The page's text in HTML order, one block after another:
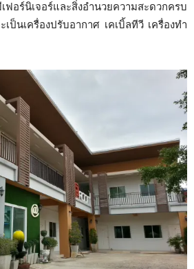
อร์นิเจอร์และสิ่งอำนวยความสะดวกครบ
ป็นเครื่องปรับอากาศ เคเบิ้ลทีวี เครื่องทำ